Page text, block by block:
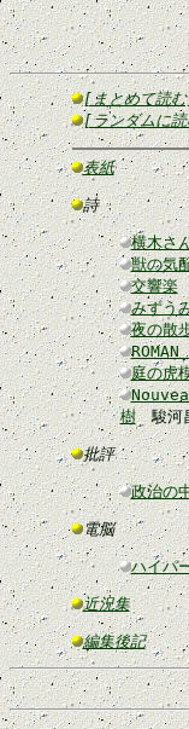
[まとめて読
[ランダムに
表紙
詩
横木さ
獣の気
交響楽
みずう
夜の散
庭の虎
樹駿河
批評
政治の
電脳
ハイパ
近況集
編集後記